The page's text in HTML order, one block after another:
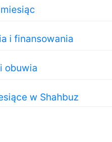
i finansowania
obuwia
w Shahbuz